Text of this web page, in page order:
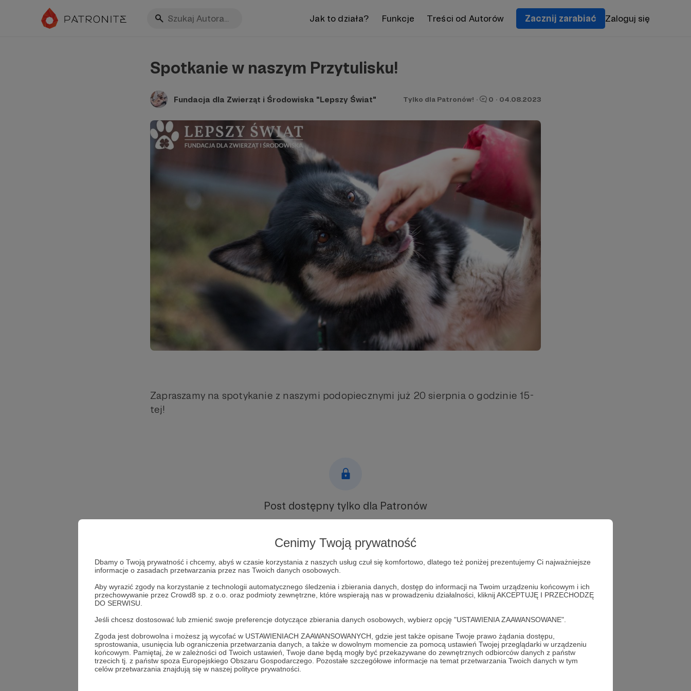
Cenimy Twoją prywatność
Dbamy o Twoją prywatność i chcemy, abyś w czasie korzystania z naszych usług czuł się komfortowo, dlatego też poniżej prezentujemy Ci najważniejsze
informacje o zasadach przetwarzania przez nas Twoich danych osobowych.
Aby wyrazić zgody na korzystanie z technologii automatycznego śledzenia i zbierania danych, dostęp do informacji na Twoim urządzeniu końcowym i ich
przechowywanie przez Crowd8 sp. z o.o. oraz podmioty zewnętrzne, które wspierają nas w prowadzeniu działalności, kliknij AKCEPTUJĘ I PRZECHODZĘ
DO SERWISU.
Jeśli chcesz dostosować lub zmienić swoje preferencje dotyczące zbierania danych osobowych, wybierz opcję "USTAWIENIA ZAAWANSOWANE".
Zgoda jest dobrowolna i możesz ją wycofać w USTAWIENIACH ZAAWANSOWANYCH, gdzie jest także opisane Twoje prawo żądania dostępu,
sprostowania, usunięcia lub ograniczenia przetwarzania danych, a także w dowolnym momencie za pomocą ustawień Twojej przeglądarki w urządzeniu
końcowym. Pamiętaj, że w zależności od Twoich ustawień, Twoje dane będą mogły być przekazywane do zewnętrznych odbiorców danych z państw
trzecich tj. z państw spoza Europejskiego Obszaru Gospodarczego. Pozostałe szczegółowe informacje na temat przetwarzania Twoich danych w tym
celów przetwarzania znajdują się w naszej polityce prywatności.
Jak to działa? Funkcje Treści od Autorów Zacznij zarabiać Zaloguj się
Spotkanie w naszym Przytulisku!
Fundacja dla Zwierząt i Środowiska "Lepszy Świat" Tylko dla Patronów! · 0 · 04.08.2023
Zapraszamy na spotykanie z naszymi podopiecznymi już 20 sierpnia o godzinie 15-
tej!
Post dostępny tylko dla Patronów
Zaloguj się
Fundacja dla Zwierząt i Środowiska "Lepszy
Świat"
Zobacz profil
autora